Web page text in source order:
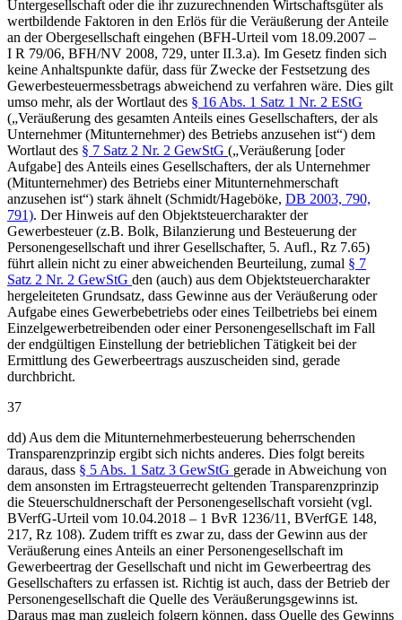
Untergesellschaft oder die ihr zuzurechnenden Wirtschaftsgüter als
wertbildende Faktoren in den Erlös für die Veräußerung der Anteile
an der Obergesellschaft eingehen (BFH-Urteil vom 18.09.2007 –
I R 79/06, BFH/NV 2008, 729, unter II.3.a). Im Gesetz finden sich
keine Anhaltspunkte dafür, dass für Zwecke der Festsetzung des
Gewerbesteuermessbetrags abweichend zu verfahren wäre. Dies gilt
umso mehr, als der Wortlaut des § 16 Abs. 1 Satz 1 Nr. 2 EStG
(„Veräußerung des gesamten Anteils eines Gesellschafters, der als
Unternehmer (Mitunternehmer) des Betriebs anzusehen ist“) dem
Wortlaut des § 7 Satz 2 Nr. 2 GewStG („Veräußerung [oder
Aufgabe] des Anteils eines Gesellschafters, der als Unternehmer
(Mitunternehmer) des Betriebs einer Mitunternehmerschaft
anzusehen ist“) stark ähnelt (Schmidt/Hageböke, DB 2003, 790,
791). Der Hinweis auf den Objektsteuercharakter der
Gewerbesteuer (z.B. Bolk, Bilanzierung und Besteuerung der
Personengesellschaft und ihrer Gesellschafter, 5. Aufl., Rz 7.65)
führt allein nicht zu einer abweichenden Beurteilung, zumal § 7
Satz 2 Nr. 2 GewStG den (auch) aus dem Objektsteuercharakter
hergeleiteten Grundsatz, dass Gewinne aus der Veräußerung oder
Aufgabe eines Gewerbebetriebs oder eines Teilbetriebs bei einem
Einzelgewerbetreibenden oder einer Personengesellschaft im Fall
der endgültigen Einstellung der betrieblichen Tätigkeit bei der
Ermittlung des Gewerbeertrags auszuscheiden sind, gerade
durchbricht.
37
dd) Aus dem die Mitunternehmerbesteuerung beherrschenden
Transparenzprinzip ergibt sich nichts anderes. Dies folgt bereits
daraus, dass § 5 Abs. 1 Satz 3 GewStG gerade in Abweichung von
dem ansonsten im Ertragsteuerrecht geltenden Transparenzprinzip
die Steuerschuldnerschaft der Personengesellschaft vorsieht (vgl.
BVerfG-Urteil vom 10.04.2018 – 1 BvR 1236/11, BVerfGE 148,
217, Rz 108). Zudem trifft es zwar zu, dass der Gewinn aus der
Veräußerung eines Anteils an einer Personengesellschaft im
Gewerbeertrag der Gesellschaft und nicht im Gewerbeertrag des
Gesellschafters zu erfassen ist. Richtig ist auch, dass der Betrieb der
Personengesellschaft die Quelle des Veräußerungsgewinns ist.
Daraus mag man zugleich folgern können, dass Quelle des Gewinns